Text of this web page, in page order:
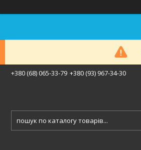
+380 (68) 065-33-79 +380 (93) 967-34-30